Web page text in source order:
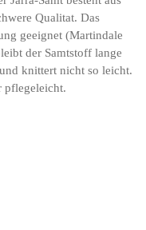
Qualitat. Das
geeignet (Martindale
der Samtstoff lange
knittert nicht so leicht.
pflegeleicht.